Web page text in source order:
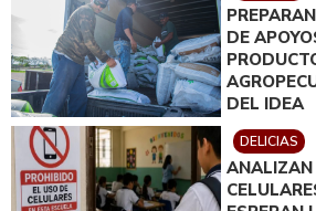
DE
DEL IDEA
DELICIAS
ANALIZAN